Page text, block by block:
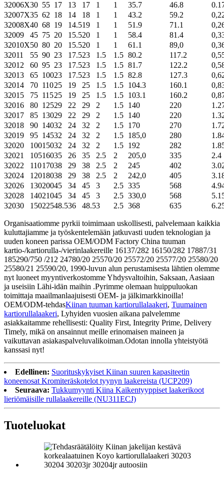
32006X30 55 17 13 17 1 1 35.7 46.8
32007X35 62 18 14 18 1 1 43.2 59.2
32008X40 68 19 14.519 1 1 51.9 71.1
32009
45 75 20 15.520 1 1 58.4 81.4
32010X50 80 20 15.520 1 1 61.1 89,0
32011
55 90 23 17.523 1.5 1.5 80.2 117.2
32012
60 95 23 17.523 1.5 1.5 81.7 122.2
32013
65 10023 17.523 1.5 1.5 82.8 127.3
32014
70 11025 19 25 1.5 1.5 104.3 160.1
32015
75 11525 19 25 1.5 1.5 103.1 160.2
32016
80 12529 22 29 2 1.5 140 220
32017
85 13029 22 29 2 1.5 140 220
32018
90 14032 24 32 2 1.5 170 270
32019
95 14532 24 32 2 1.5 185,0 280
32020
10015032 24 32 2 1.5 192 282
32021
10516035 26 35 2.5 2 205,0 335
2.4
32022
11017038 29 38 2.5 2 245 402
32024
12018038 29 38 2.5 2 242,0 405
32026
13020045 34 45 3 2.5 335 568
32028
14021045 34 45 3 2.5 330,0 568
32030
15022548.536 48.53 2.5 368 635
Organisaatiomme pyrkii toimimaan uskollisesti, palvelemaan kaikkia
kuluttajiamme ja työskentelemään jatkuvasti uuden teknologian ja
uuden koneen parissa OEM/ODM Factory China tuuman
kartio-/kartiorulla-/vierinlaakereille 16137/282 16150/282 17887/31
185290/750 /212 24780/20 25570/20 25572/20 25577/20 25580/20
25580/21 25590/20, 1990-luvun alun perustamisesta lähtien olemme
nyt luoneet myyntiverkostomme Yhdysvaltoihin, Saksaan, Aasiaan
ja useisiin Lähi-idän maihin .Pyrimme olemaan huippuluokan
toimittaja maailmanlaajuisesti OEM- ja jälkimarkkinoilla!
OEM/ODM-tehdasKiinan tuuman kartiorullalaakeri, Tuumainen
kartiorullalaakeri, Lyhyiden vuosien aikana palvelemme
asiakkaitamme rehellisesti: Quality First, Integrity Prime, Delivery
Timely, mikä on ansainnut meille erinomaisen maineen ja
vaikuttavan asiakaspalveluvalikoiman.Odotan innolla yhteistyötä
kanssasi nyt!
Edellinen: Suorituskykyiset Kiinan suuren kapasiteetin
koneenosat Kromiteräskotelot tyynyn laakereista (UCP209)
Seuraava: Tukkumyynti Kiina Kaikentyyppiset laakerikoot
lieriömäisille rullalaakereille (NU311ECJ)
Tuoteluokat